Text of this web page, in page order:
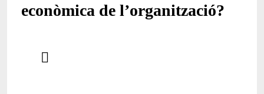
econòmica de l’organització?